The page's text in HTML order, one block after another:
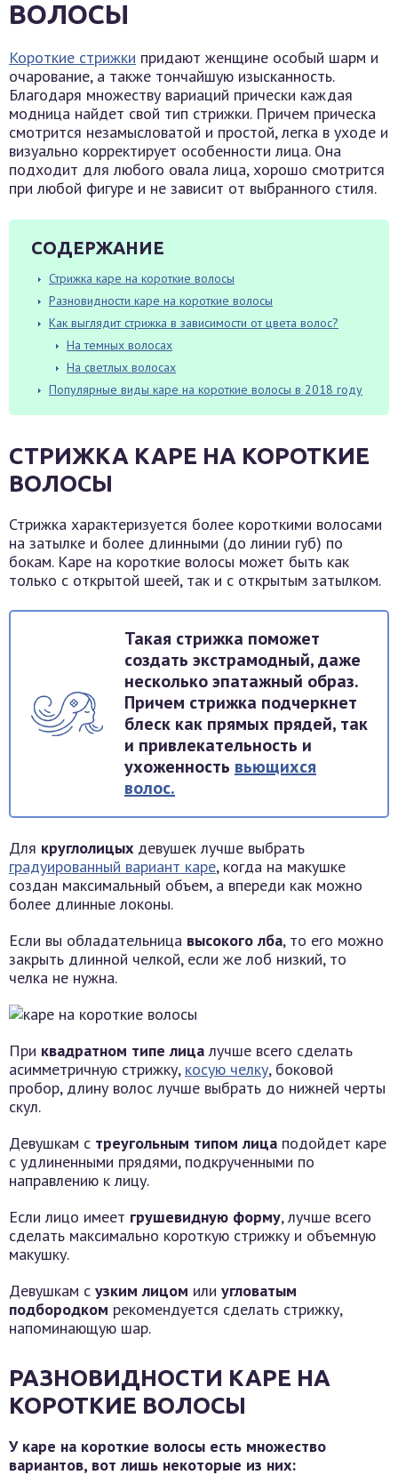
ВОЛОСЫ
Короткие стрижки придают женщине особый шарм и
очарование, а также тончайшую изысканность.
Благодаря множеству вариаций прически каждая
модница найдет свой тип стрижки. Причем прическа
смотрится незамысловатой и простой, легка в уходе и
визуально корректирует особенности лица. Она
подходит для любого овала лица, хорошо смотрится
при любой фигуре и не зависит от выбранного стиля.
СОДЕРЖАНИЕ
Стрижка каре на короткие волосы
Разновидности каре на короткие волосы
Как выглядит стрижка в зависимости от цвета волос?
На темных волосах
На светлых волосах
Популярные виды каре на короткие волосы в 2018 году
СТРИЖКА КАРЕ НА КОРОТКИЕ
ВОЛОСЫ
Стрижка характеризуется более короткими волосами
на затылке и более длинными (до линии губ) по
бокам. Каре на короткие волосы может быть как
только с открытой шеей, так и с открытым затылком.
Такая стрижка поможет
создать экстрамодный, даже
несколько эпатажный образ.
Причем стрижка подчеркнет
блеск как прямых прядей, так
и привлекательность и
ухоженность вьющихся
волос.
Для круглолицых девушек лучше выбрать
градуированный вариант каре, когда на макушке
создан максимальный объем, а впереди как можно
более длинные локоны.
Если вы обладательница высокого лба, то его можно
закрыть длинной челкой, если же лоб низкий, то
челка не нужна.
При квадратном типе лицалучше всего сделать
асимметричную стрижку, косую челку, боковой
пробор, длину волос лучше выбрать до нижней черты
скул.
Девушкам с треугольным типом лица подойдет каре
с удлиненными прядями, подкрученными по
направлению к лицу.
Если лицо имеет грушевидную форму, лучше всего
сделать максимально короткую стрижку и объемную
макушку.
Девушкам с узким лицом или угловатым
подбородком рекомендуется сделать стрижку,
напоминающую шар.
РАЗНОВИДНОСТИ КАРЕ НА
КОРОТКИЕ ВОЛОСЫ
У каре на короткие волосы есть множество
вариантов, вот лишь некоторые из них: